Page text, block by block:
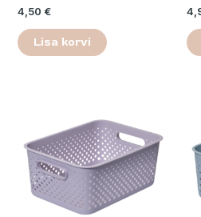
4,50 €
Lisa korvi